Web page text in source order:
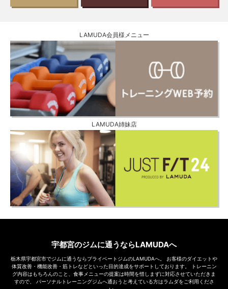
LAMUDA会員様メニュー
LAMUDA姉妹店
宇都宮のジムに通うならLAMUDAへ
栃木県宇都宮市でジムに通うならプライベートジムのLAMUDAへ。
お客様のダイエットや
体質改善・機能改善・筋トレなどといった目的達成をサポートしております。
トレーニン
グ内容はもちろんのこと、食事メニューの提案は時間を惜しまずに対応させていただきま
すので、
パーソナルトレーニングジムへ通おうと考えている方はラムダをご利用くださ